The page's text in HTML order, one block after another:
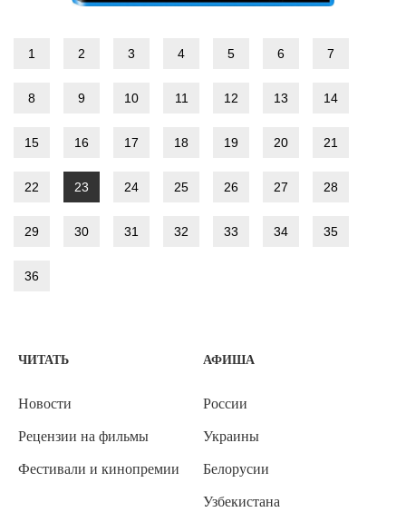
1 2 3 4 5 6 7
8 9 10 11 12 13 14
15 16 17 18 19 20 21
22 23 24 25 26 27 28
29 30 31 32 33 34 35
36
ЧИТАТЬ
Новости
Рецензии на фильмы
Фестивали и кинопремии
АФИША
России
Украины
Белорусии
Узбекистана